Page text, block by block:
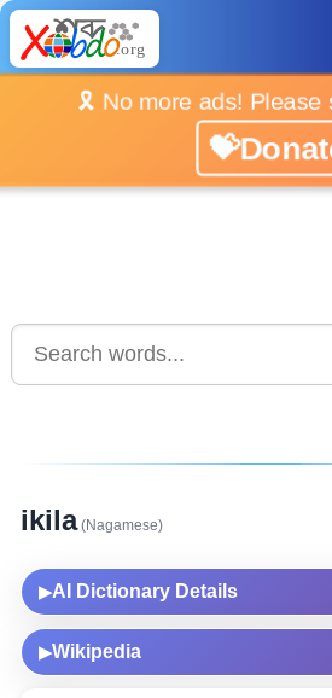
🎗️ No more ads! Please
ikila(Nagamese)
▶AI Dictionary Details
▶Wikipedia